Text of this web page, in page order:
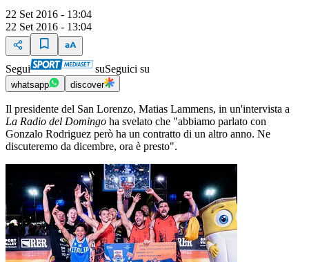
22 Set 2016 - 13:04
22 Set 2016 - 13:04
Segui suSeguici su
whatsapp discover
Il presidente del San Lorenzo, Matias Lammens, in un'intervista a
La Radio del Domingo ha svelato che "abbiamo parlato con
Gonzalo Rodriguez però ha un contratto di un altro anno. Ne
discuteremo da dicembre, ora è presto".